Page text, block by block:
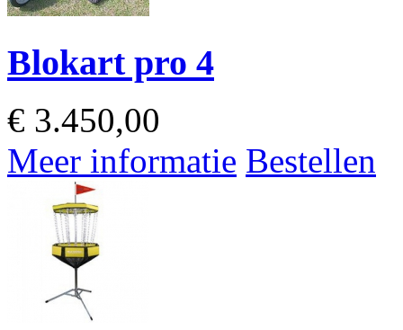
Blokart pro 4
€ 3.450,00
Meer informatie Bestellen